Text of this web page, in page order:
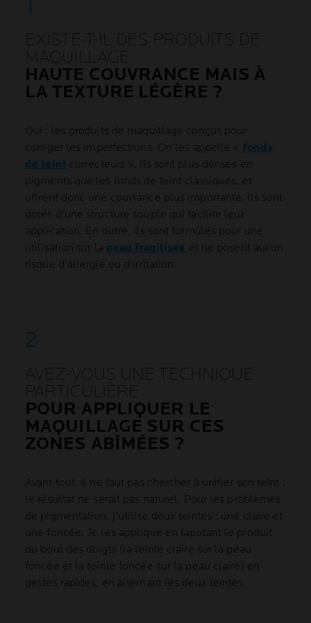
EXISTE-T-IL DES PRODUITS DE
MAQUILLAGE
HAUTE COUVRANCE MAIS À
LA TEXTURE LÉGÈRE ?
Oui : les produits de maquillage conçus pour
corriger les imperfections. On les appelle « fonds
de teint correcteurs ». Ils sont plus denses en
pigments que les fonds de teint classiques, et
offrent donc une couvrance plus importante. Ils sont
dotés d'une structure souple qui facilite leur
application. En outre, ils sont formulés pour une
utilisation sur la peau fragilisée et ne posent aucun
risque d'allergie ou d'irritation.
AVEZ-VOUS UNE TECHNIQUE
PARTICULIÈRE
POUR APPLIQUER LE
MAQUILLAGE SUR CES
ZONES ABÎMÉES ?
Avant tout, il ne faut pas chercher à unifier son teint :
le résultat ne serait pas naturel. Pour les problèmes
de pigmentation, j'utilise deux teintes : une claire et
une foncée. Je les applique en tapotant le produit
du bout des doigts (la teinte claire sur la peau
foncée et la teinte foncée sur la peau claire) en
gestes rapides, en alternant les deux teintes.